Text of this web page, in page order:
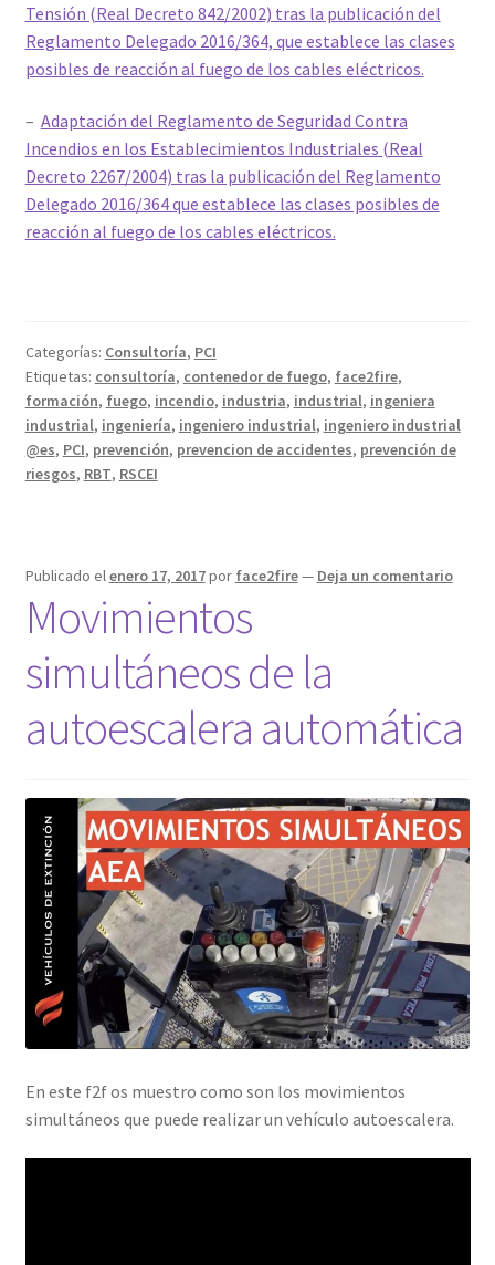
Tensión (Real Decreto 842/2002) tras la publicación del
Reglamento Delegado 2016/364, que establece las clases
posibles de reacción al fuego de los cables eléctricos.
– Adaptación del Reglamento de Seguridad Contra
Incendios en los Establecimientos Industriales (Real
Decreto 2267/2004) tras la publicación del Reglamento
Delegado 2016/364 que establece las clases posibles de
reacción al fuego de los cables eléctricos.
Categorías: Consultoría, PCI
Etiquetas: consultoría, contenedor de fuego, face2fire,
formación, fuego, incendio, industria, industrial, ingeniera
industrial, ingeniería, ingeniero industrial, ingeniero industrial
@es, PCI, prevención, prevencion de accidentes, prevención de
riesgos, RBT, RSCEI
Publicado elenero 17, 2017por face2fire— Deja un comentario
Movimientos
simultáneos de la
autoescalera automática
En este f2f os muestro como son los movimientos
simultáneos que puede realizar un vehículo autoescalera.